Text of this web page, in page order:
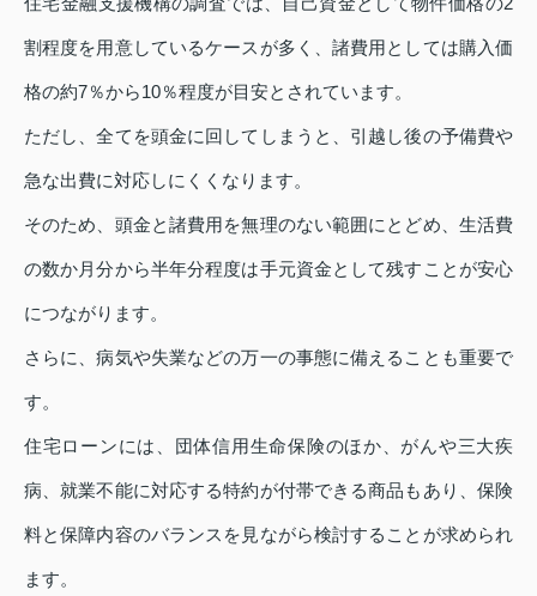
割程度を用意しているケースが多く、諸費用としては購入価
格の約7％から10％程度が目安とされています。
ただし、全てを頭金に回してしまうと、引越し後の予備費や
急な出費に対応しにくくなります。
そのため、頭金と諸費用を無理のない範囲にとどめ、生活費
の数か月分から半年分程度は手元資金として残すことが安心
につながります。
さらに、病気や失業などの万一の事態に備えることも重要で
す。
住宅ローンには、団体信用生命保険のほか、がんや三大疾
病、就業不能に対応する特約が付帯できる商品もあり、保険
料と保障内容のバランスを見ながら検討することが求められ
ます。